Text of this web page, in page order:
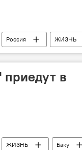
Россия ЖИЗНЬ
приедут в
ЖИЗНЬ Баку